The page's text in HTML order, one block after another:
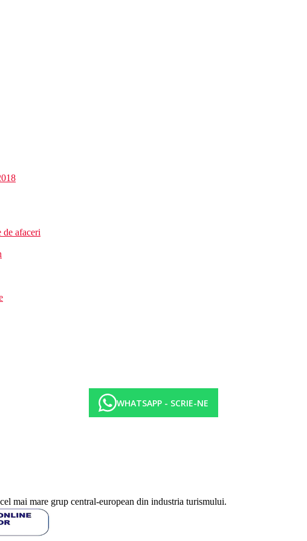
nocturne, muzica live ocazionala.
tarziu (10:00-10:30), pranz (12:30-14:00), cina (19:00-21:00), supa de la
- 1 x per sejur, unul dintre ele gratuit cu rezervare necesara
15:30)
14:30)
16:00)
produse local (10:00-24:00)
local (10:00-17:30 si 20:30-24:00 - ore ulterioare in functie de conditiile
afaceri
WHATSAPP - SCRIE-NE
mai mare grup central-european din industria turismului.